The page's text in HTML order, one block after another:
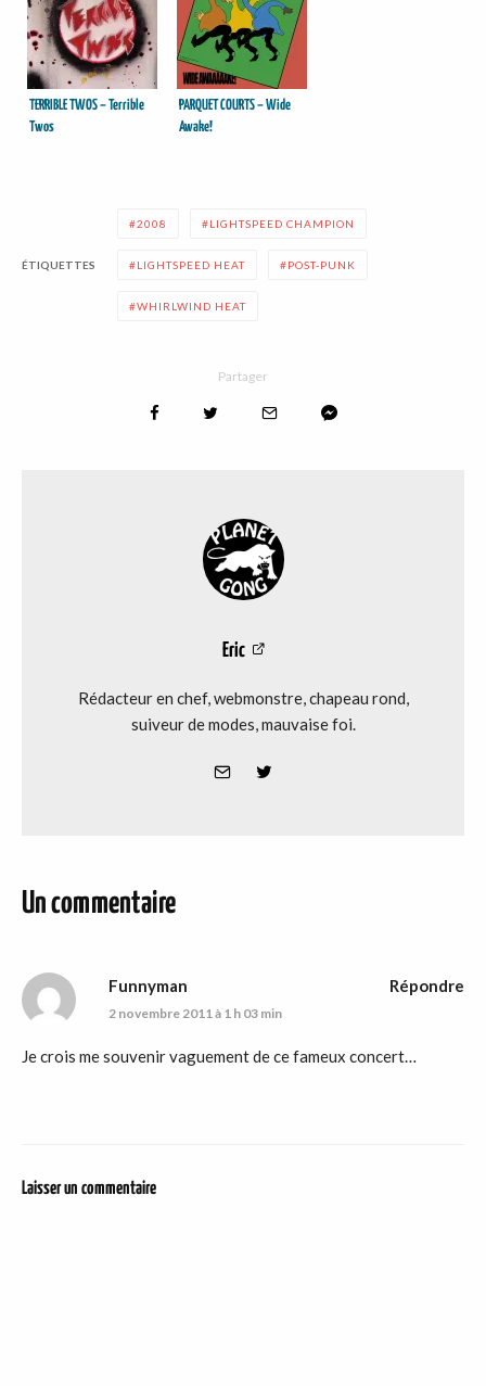
TERRIBLE TWOS – Terrible
Twos
PARQUET COURTS – Wide
Awake!
ÉTIQUETTES
2008 LIGHTSPEED CHAMPION
LIGHTSPEED HEAT POST-PUNK
WHIRLWIND HEAT
Partager
Eric
Rédacteur en chef, webmonstre, chapeau rond,
suiveur de modes, mauvaise foi.
Un commentaire
Funnyman
2 novembre 2011 à 1 h 03 min
Je crois me souvenir vaguement de ce fameux concert…
Répondre
Laisser un commentaire